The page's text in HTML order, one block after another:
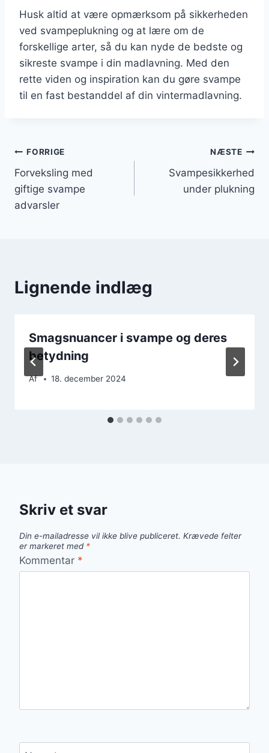
Husk altid at være opmærksom på sikkerheden
ved svampeplukning og at lære om de
forskellige arter, så du kan nyde de bedste og
sikreste svampe i din madlavning. Med den
rette viden og inspiration kan du gøre svampe
til en fast bestanddel af din vintermadlavning.
Indlægsnavigation
FORRIGE
Forveksling med
giftige svampe
advarsler
NÆSTE
Svampesikkerhed
under plukning
Lignende indlæg
Smagsnuancer i svampe og deres
betydning
Af 18. december 2024
Skriv et svar
Din e-mailadresse vil ikke blive publiceret. Krævede felter
er markeret med *
Kommentar *